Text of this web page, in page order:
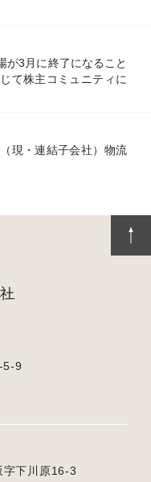
が3月に終了になること
て株主コミュニティに
現・連結子会社）物流
5-9
字下川原16-3